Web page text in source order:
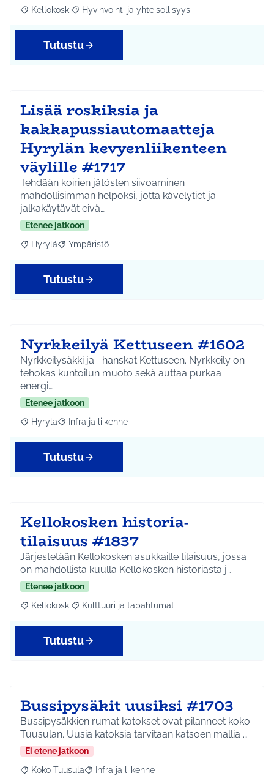
Rajaa tulokset aihepiirin mukaan: Kellokoski
Kellokoski Rajaa tulokset teeman mukaan: Hyvinvointi ja
Hyvinvointi ja yhteisöllisyys
Tutustu
Lisää roskiksia ja
kakkapussiautomaatteja
Hyrylän kevyenliikenteen
väylille #1717
Tehdään koirien jätösten siivoaminen
mahdollisimman helpoksi, jotta kävelytiet ja
jalkakäytävät eivä…
Etenee jatkoon
Rajaa tulokset aihepiirin mukaan: Hyrylä
Hyrylä Rajaa tulokset teeman mukaan: Ympäristö
Ympäristö
Tutustu
Nyrkkeilyä Kettuseen #1602
Nyrkkeilysäkki ja –hanskat Kettuseen. Nyrkkeily on
tehokas kuntoilun muoto sekä auttaa purkaa
energi…
Etenee jatkoon
Rajaa tulokset aihepiirin mukaan: Hyrylä
Hyrylä Rajaa tulokset teeman mukaan: Infra ja liikenne
Infra ja liikenne
Tutustu
Kellokosken historia-
tilaisuus #1837
Järjestetään Kellokosken asukkaille tilaisuus, jossa
on mahdollista kuulla Kellokosken historiasta j…
Etenee jatkoon
Rajaa tulokset aihepiirin mukaan: Kellokoski
Kellokoski Rajaa tulokset teeman mukaan: Kulttuuri ja
Kulttuuri ja tapahtumat
Tutustu
Bussipysäkit uusiksi #1703
Bussipysäkkien rumat katokset ovat pilanneet koko
Tuusulan. Uusia katoksia tarvitaan katsoen mallia …
Ei etene jatkoon
Rajaa tulokset aihepiirin mukaan: Koko Tuusula
Koko Tuusula Rajaa tulokset teeman mukaan: Infra ja liikenne
Infra ja liikenne